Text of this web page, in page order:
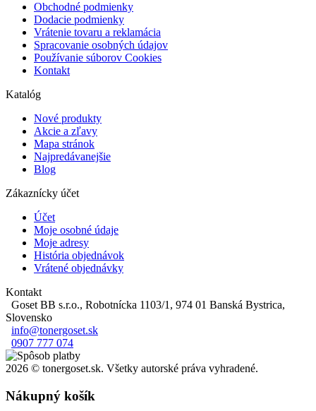
Obchodné podmienky
Dodacie podmienky
Vrátenie tovaru a reklamácia
Spracovanie osobných údajov
Používanie súborov Cookies
Kontakt
Katalóg
Nové produkty
Akcie a zľavy
Mapa stránok
Najpredávanejšie
Blog
Zákaznícky účet
Účet
Moje osobné údaje
Moje adresy
História objednávok
Vrátené objednávky
Kontakt
Goset BB s.r.o., Robotnícka 1103/1, 974 01 Banská Bystrica,
Slovensko
info@tonergoset.sk
0907 777 074
2026 © tonergoset.sk. Všetky autorské práva vyhradené.
Nákupný košík